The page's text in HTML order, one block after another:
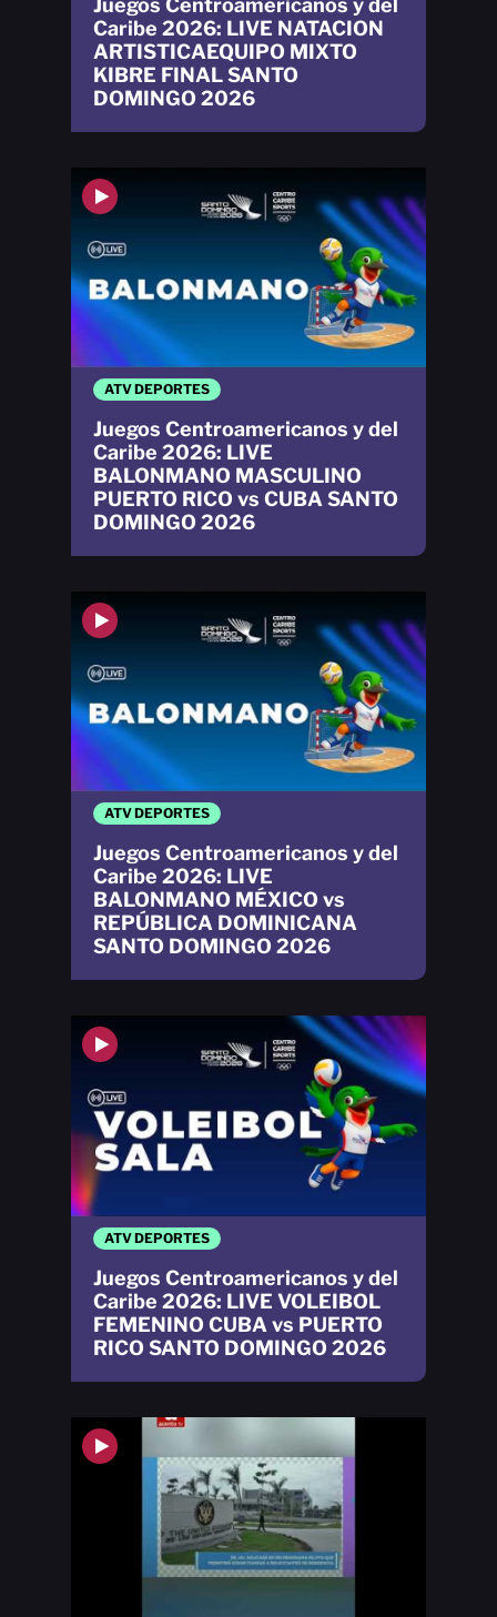
ATV DEPORTES
Juegos Centroamericanos y del
Caribe 2026: LIVE
BALONMANO MASCULINO
PUERTO RICO vs CUBA SANTO
DOMINGO 2026
Juegos Centroamericanos y del
Caribe 2026: LIVE NATACION
ARTISTICAEQUIPO MIXTO
KIBRE FINAL SANTO
DOMINGO 2026
ATV DEPORTES
Juegos Centroamericanos y del
Caribe 2026: LIVE VOLEIBOL
FEMENINO CUBA vs PUERTO
RICO SANTO DOMINGO 2026
ATV DEPORTES
Juegos Centroamericanos y del
Caribe 2026: LIVE
BALONMANO MÉXICO vs
REPÚBLICA DOMINICANA
SANTO DOMINGO 2026